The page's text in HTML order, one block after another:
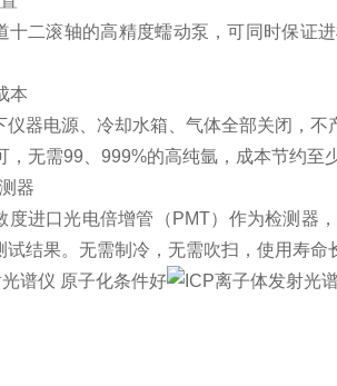
十二滚轴的高精度蠕动泵，可同时保证
本
仪器电源、冷却水箱、气体全部关闭，
，无需99、999%的高纯氩，成本节约至
器
度进口光电倍增管（PMT）作为检测器
试结果。无需制冷，无需吹扫，使用寿命